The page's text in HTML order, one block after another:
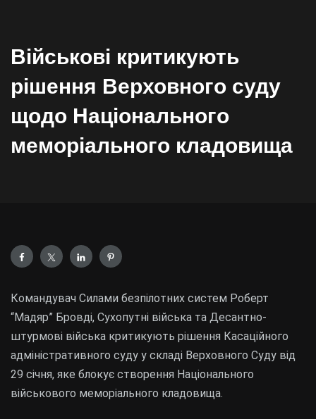
Військові критикують
рішення Верховного суду
щодо Національного
меморіального кладовища
Командувач Силами безпілотних систем Роберт
“Мадяр” Бровді, Сухопутні війська та Десантно-
штурмові війська критикують рішення Касаційного
адміністративного суду у складі Верховного Суду від
29 січня, яке блокує створення Національного
військового меморіального кладовища.